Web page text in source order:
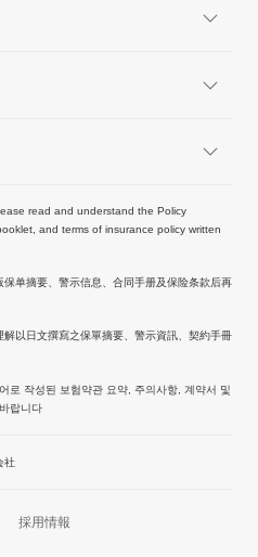
read and understand the Policy
and terms of insurance policy written
单摘要、警示信息、合同手册及保险条款后再
以日文撰寫之保單摘要、警示資訊、契約手冊
로 작성된 보험약관 요약, 주의사항, 계약서 및
랍니다
社
採用情報